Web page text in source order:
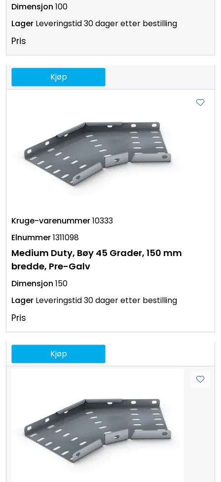
100
Leveringstid 30 dager etter bestilling
Pris
Kjøp
10333
1311098
Medium Duty, Bøy 45 Grader, 150 mm
bredde, Pre-Galv
150
Leveringstid 30 dager etter bestilling
Pris
Kjøp